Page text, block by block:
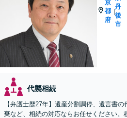
京
都
府
|
丹
後
市
代襲相続
【弁護士歴27年】遺産分割調停、遺言書
棄など、相続の対応ならお任せください。